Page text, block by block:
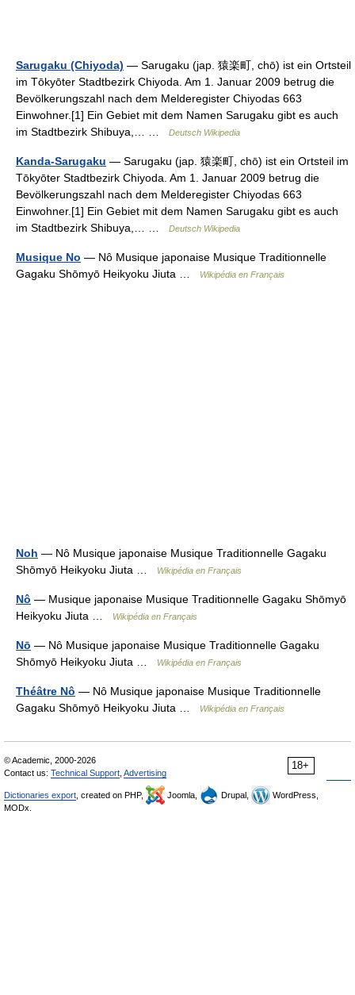
Sarugaku (Chiyoda) — Sarugaku (jap. 猿楽町, chō) ist ein Ortsteil
im Tōkyōter Stadtbezirk Chiyoda. Am 1. Januar 2009 betrug die
Bevölkerungszahl nach dem Melderegister Chiyodas 663
Einwohner.[1] Ein Gebiet mit dem Namen Sarugaku gibt es auch
im Stadtbezirk Shibuya,… …
Deutsch Wikipedia
Kanda-Sarugaku — Sarugaku (jap. 猿楽町, chō) ist ein Ortsteil im
Tōkyōter Stadtbezirk Chiyoda. Am 1. Januar 2009 betrug die
Bevölkerungszahl nach dem Melderegister Chiyodas 663
Einwohner.[1] Ein Gebiet mit dem Namen Sarugaku gibt es auch
im Stadtbezirk Shibuya,… …
Deutsch Wikipedia
Musique No — Nô Musique japonaise Musique Traditionnelle
Gagaku Shōmyō Heikyoku Jiuta …
Wikipédia en Français
Noh — Nô Musique japonaise Musique Traditionnelle Gagaku
Shōmyō Heikyoku Jiuta …
Wikipédia en Français
Nô — Musique japonaise Musique Traditionnelle Gagaku Shōmyō
Heikyoku Jiuta …
Wikipédia en Français
Nō — Nô Musique japonaise Musique Traditionnelle Gagaku
Shōmyō Heikyoku Jiuta …
Wikipédia en Français
Théâtre Nô — Nô Musique japonaise Musique Traditionnelle
Gagaku Shōmyō Heikyoku Jiuta …
Wikipédia en Français
18+
© Academic, 2000-2026
Contact us: Technical Support Advertising
Dictionaries export , created on PHP, Joomla, Drupal,
WordPress,
MODx.